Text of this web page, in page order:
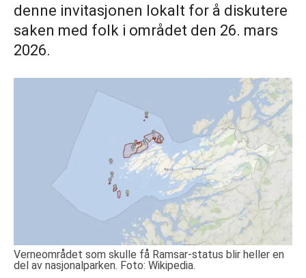
denne invitasjonen lokalt for å diskutere
saken med folk i området den 26. mars
2026.
Verneområdet som skulle få Ramsar-status blir heller en
del av nasjonalparken. Foto: Wikipedia.